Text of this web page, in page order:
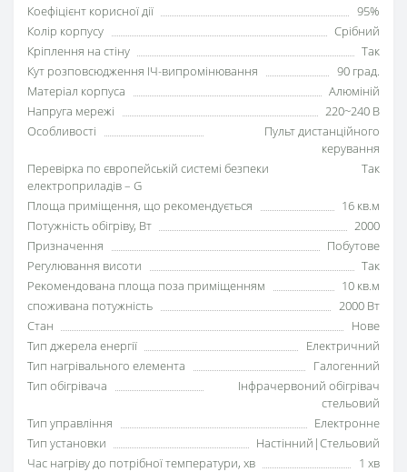
Коефіцієнт корисної дії
95%
Колір корпусу
Срібний
Кріплення на стіну
Так
Кут розповсюдження ІЧ-випромінювання
90 град.
Матеріал корпуса
Алюміній
Напруга мережі
220~240 В
Особливості
Пульт дистанційного
керування
Перевірка по європейській системі безпеки
електроприладів – G
Так
Площа приміщення, що рекомендується
16 кв.м
Потужність обігріву, Вт
2000
Призначення
Побутове
Регулювання висоти
Так
Рекомендована площа поза приміщенням
10 кв.м
споживана потужність
2000 Вт
Стан
Нове
Тип джерела енергії
Електричний
Тип нагрівального елемента
Галогенний
Тип обігрівача
Інфрачервоний обігрівач
стельовий
Тип управління
Електронне
Тип установки
Настінний|Стельовий
Час нагріву до потрібної температури, хв
1 хв